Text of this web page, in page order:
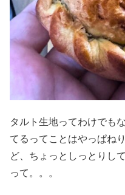
タルト生地ってわけでも
てるってことはやっぱね
ど、ちょっとしっとりし
って。。。